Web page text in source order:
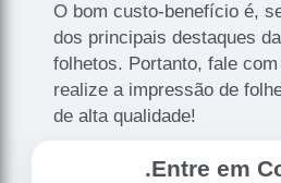
O bom custo-benefício é,
dos principais destaques
folhetos. Portanto, fale
realize a impressão de
de alta qualidade!
.Entre em